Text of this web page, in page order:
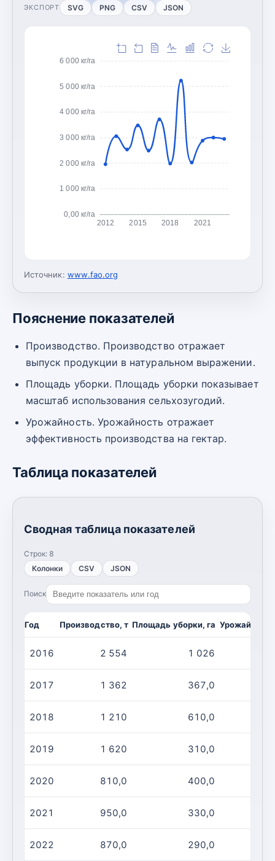
ЭКСПОРТ SVG PNG CSV JSON
0,00 кг/га
1 000 кг/га
2 000 кг/га
3 000 кг/га
4 000 кг/га
5 000 кг/га
6 000 кг/га
2012 2015 2018 2021
Источник: www.fao.org
Пояснение показателей
Производство. Производство отражает
выпуск продукции в натуральном выражении.
Площадь уборки. Площадь уборки показывает
масштаб использования сельхозугодий.
Урожайность. Урожайность отражает
эффективность производства на гектар.
Таблица показателей
Сводная таблица показателей
Строк: 8
Колонки
CSV JSON
Поиск
Год Производство, т Площадь уборки, га
2016 2 554 1 026
2017 1 362 367,0
2018 1 210 610,0
2019 1 620 310,0
2020 810,0 400,0
2021 950,0 330,0
2022 870,0 290,0